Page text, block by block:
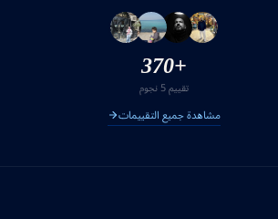
+370
تقييم 5 نجوم
مشاهدة جميع التقييمات